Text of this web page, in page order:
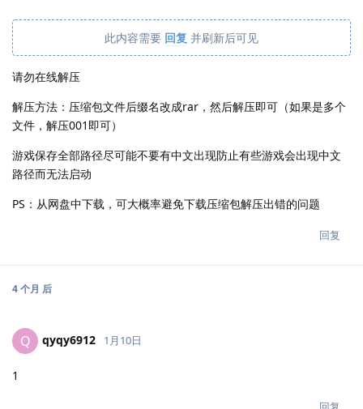
此内容需要 回复 并刷新后可见
请勿在线解压
解压方法：压缩包文件后缀名改成rar，然后解压即可（如果是多个
文件，解压001即可）
游戏保存全部路径尽可能不要有中文出现防止有些游戏会出现中文
路径而无法启动
PS：从网盘中下载，可大概率避免下载压缩包解压出错的问题
回复
4 个月 后
Q qyqy6912 1月10日
1